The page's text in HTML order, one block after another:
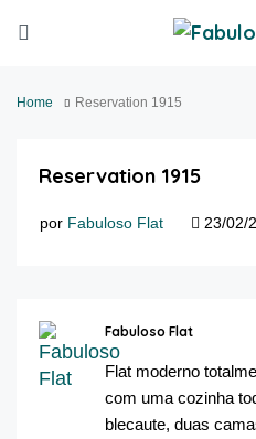
Home Reservation 1915
Reservation 1915
por Fabuloso Flat 23/02/
Fabuloso Flat
Flat moderno
com uma cozinha
blecaute, duas